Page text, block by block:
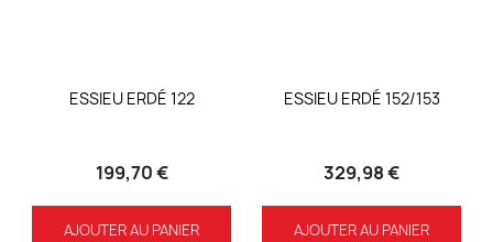
ESSIEU ERDÉ 122
199,70 €
AJOUTER AU PANIER
ESSIEU ERDÉ 152/153
329,98 €
AJOUTER AU PANIER